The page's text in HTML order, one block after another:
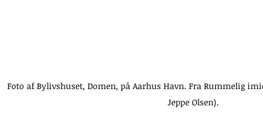
Foto af Bylivshuset, Domen, på Aarhus Havn. Fra Rummelig
Jeppe Olsen).